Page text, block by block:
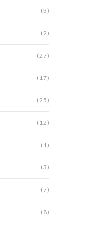
(3)
(2)
(27)
(17)
(25)
(12)
(1)
(3)
(7)
(8)